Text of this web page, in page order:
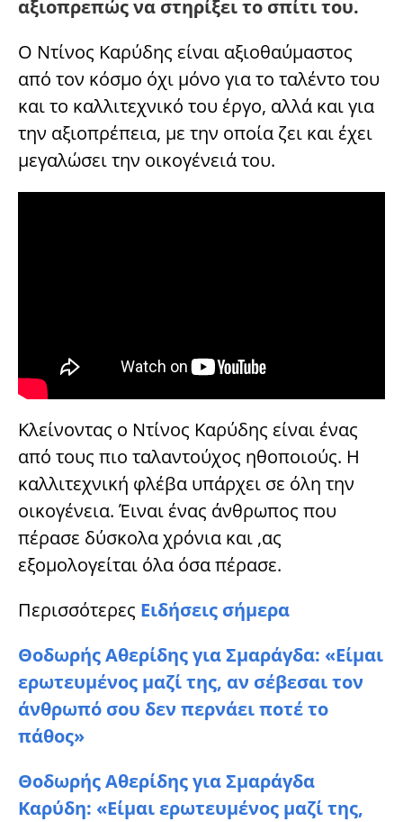
αξιοπρεπώς να στηρίξει το σπίτι του.
Ο Ντίνος Καρύδης είναι αξιοθαύμαστος
από τον κόσμο όχι μόνο για το ταλέντο του
και το καλλιτεχνικό του έργο, αλλά και για
την αξιοπρέπεια, με την οποία ζει και έχει
μεγαλώσει την οικογένειά του.
Κλείνοντας ο Ντίνος Καρύδης είναι ένας
από τους πιο ταλαντούχος ηθοποιούς. Η
καλλιτεχνική φλέβα υπάρχει σε όλη την
οικογένεια. Έιναι ένας άνθρωπος που
πέρασε δύσκολα χρόνια και ,ας
εξομολογείται όλα όσα πέρασε.
Περισσότερες Ειδήσεις σήμερα
Θοδωρής Αθερίδης για Σμαράγδα: «Είμαι
ερωτευμένος μαζί της, αν σέβεσαι τον
άνθρωπό σου δεν περνάει ποτέ το
πάθος»
Θοδωρής Αθερίδης για Σμαράγδα
Καρύδη: «Είμαι ερωτευμένος μαζί της,